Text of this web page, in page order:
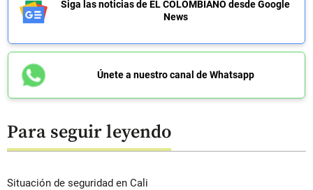
Siga las noticias de EL COLOMBIANO desde Google
News
Únete a nuestro canal de Whatsapp
Para seguir leyendo
Situación de seguridad en Cali